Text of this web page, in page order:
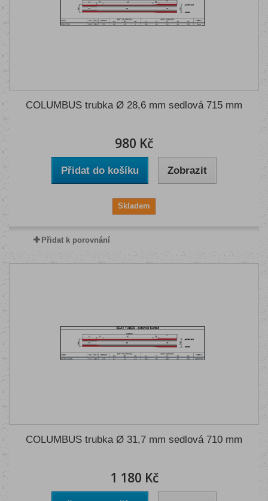
COLUMBUS trubka Ø 28,6 mm sedlová 715 mm
980 Kč
Přidat do košíku Zobrazit
Skladem
Přidat k porovnání
COLUMBUS trubka Ø 31,7 mm sedlová 710 mm
1 180 Kč